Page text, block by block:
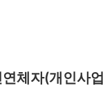
체자(개인사